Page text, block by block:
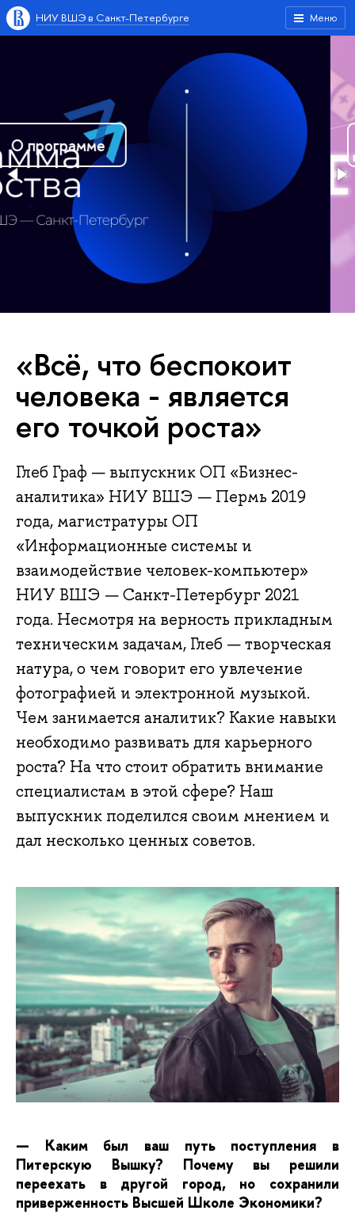
Меню
НИУ ВШЭ в Санкт-Петербурге
О проекте
«Всё, что беспокоит
человека - является
его точкой роста»
Глеб Граф — выпускник ОП «Бизнес-
аналитика» НИУ ВШЭ — Пермь 2019
года, магистратуры ОП
«Информационные системы и
взаимодействие человек-компьютер»
НИУ ВШЭ — Санкт-Петербург 2021
года. Несмотря на верность прикладным
техническим задачам, Глеб — творческая
натура, о чем говорит его увлечение
фотографией и электронной музыкой.
Чем занимается аналитик? Какие навыки
необходимо развивать для карьерного
роста? На что стоит обратить внимание
специалистам в этой сфере? Наш
выпускник поделился своим мнением и
дал несколько ценных советов.
— Каким был ваш путь поступления в
Питерскую Вышку? Почему вы решили
переехать в другой город, но сохранили
приверженность Высшей Школе Экономики?